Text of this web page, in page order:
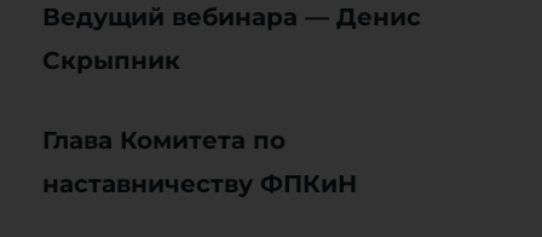
Ведущий вебинара — Денис
Скрыпник
Глава Комитета по
наставничеству ФПКиН